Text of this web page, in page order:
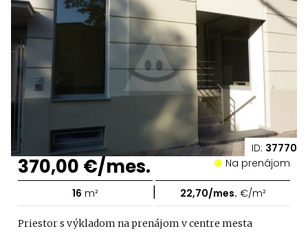
ID: 37770
370,00 €/mes. Na prenájom
16 m² | 22,70/mes. €/m²
Priestor s výkladom na prenájom v centre mesta